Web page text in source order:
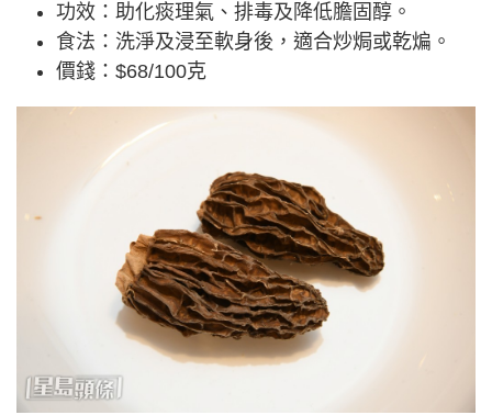
功效：助化痰理氣、排毒及降低膽固醇。
食法：洗淨及浸至軟身後，適合炒焗或乾煸。
價錢：$68/100克